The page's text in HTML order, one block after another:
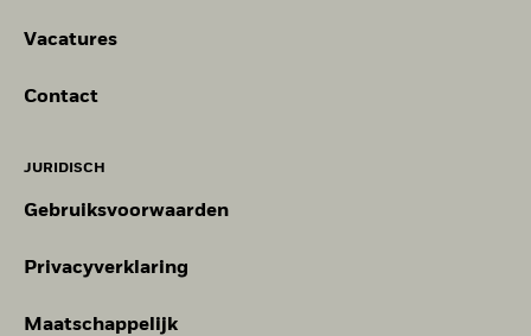
Vacatures
Contact
JURIDISCH
Gebruiksvoorwaarden
Privacyverklaring
Maatschappelijk